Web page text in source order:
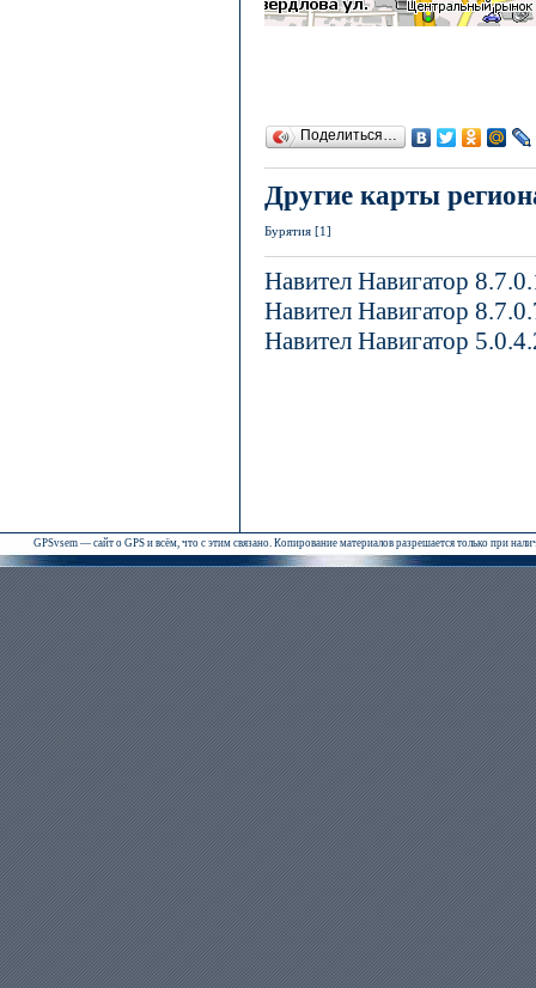
Поделиться…
Другие карты
Бурятия [1]
Навител Навигатор
Навител Навигатор
Навител Навигатор
GPSvsem — сайт о GPS и всём, что с этим связано. Копирование материалов разрешается только при